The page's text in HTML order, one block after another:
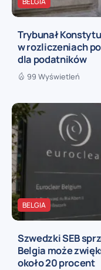
Trybunał
w rozliczeniach
dla podatników
99 Wyświetleń
BELGIA
Szwedzki SEB
Belgia może
około 20 procent